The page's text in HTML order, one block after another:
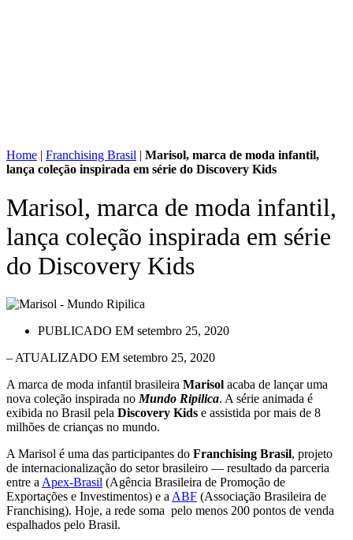
Home | Franchising Brasil | Marisol, marca de moda infantil,
lança coleção inspirada em série do Discovery Kids
Marisol, marca de moda infantil,
lança coleção inspirada em série
do Discovery Kids
PUBLICADO EM setembro 25, 2020
– ATUALIZADO EM setembro 25, 2020
A marca de moda infantil brasileira Marisol acaba de lançar uma
nova coleção inspirada no Mundo Ripilica. A série animada é
exibida no Brasil pela Discovery Kids e assistida por mais de 8
milhões de crianças no mundo.
A Marisol é uma das participantes do Franchising Brasil, projeto
de internacionalização do setor brasileiro — resultado da parceria
entre a Apex-Brasil (Agência Brasileira de Promoção de
Exportações e Investimentos) e a ABF (Associação Brasileira de
Franchising). Hoje, a rede soma pelo menos 200 pontos de venda
espalhados pelo Brasil.